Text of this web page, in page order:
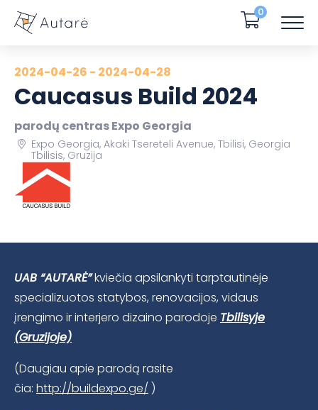
0
2024-04-26 - 2024-04-28
Caucasus Build 2024
parodų centras Expo Georgia
Expo Georgia, Akaki Tsereteli Avenue, Tbilisi, Georgia
Tbilisis, Gruzija
UAB “AUTARĖ”kviečia apsilankyti tarptautinėje
specializuotos statybos, renovacijos, vidaus
įrengimo ir interjero dizaino parodoje Tbilisyje
(Gruzijoje)
(Daugiau apie parodą rasite
čia: http://buildexpo.ge/ )